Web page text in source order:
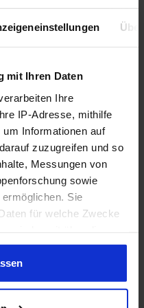
mit Ihren Daten
Ihre
IP-Adresse, mithilfe
Informationen auf
zuzugreifen und so
Messungen von
sowie
Sie
für welche Zwecke
auf das Privacy
100M Switches, 55g)
WQHD, 27", QD-OLED,
99% DCI-P3)